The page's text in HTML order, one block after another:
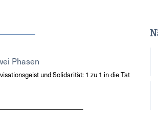
Phasen
und Solidarität: 1 zu 1 in die Tat